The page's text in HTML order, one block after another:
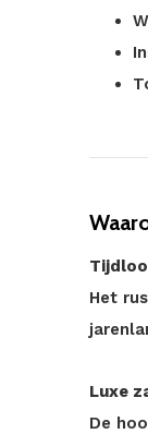
Het
Luxe
De